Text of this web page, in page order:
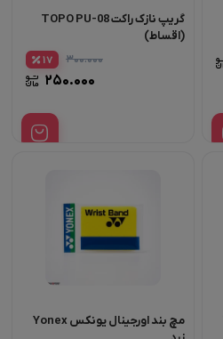
گریپ نازک راکت TOPO PU-08
(اقساط)
۳۰۰.۰۰۰
۲۵۰.۰۰۰
17
مچ بند اورجینال یونکس Yonex